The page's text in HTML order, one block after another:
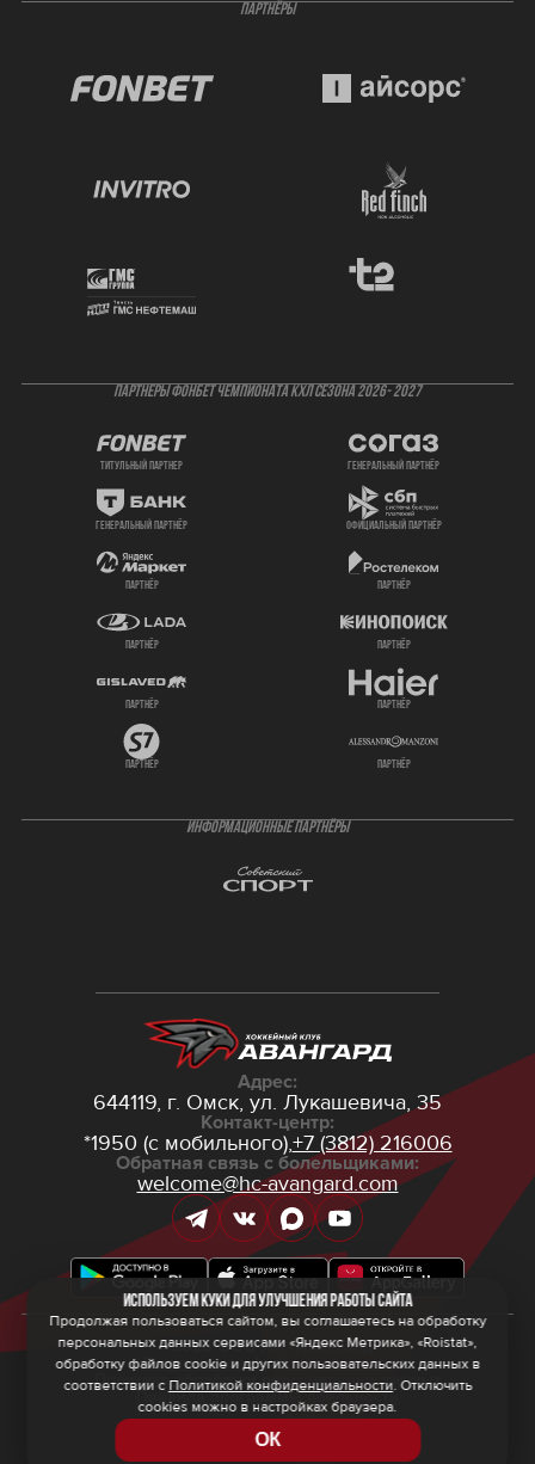
ПАРТНЁРЫ
ПАРТНЕРЫ ФОНБЕТ ЧЕМПИОНАТА КХЛ СЕЗОНА 2026- 2027
титульный партнер генеральный партнёр
генеральный партнёр официальный партнёр
партнёр партнёр
партнёр партнёр
партнёр партнёр
партнёр партнёр
ИНФОРМАЦИОННЫЕ ПАРТНЁРЫ
Адрес:
644119, г. Омск, ул. Лукашевича, 35
Контакт-центр:
*1950 (с мобильного),+7 (3812) 216006
Обратная связь с болельщиками:
welcome@hc-avangard.com
© 2026 ООО ХК «Авангард»
Политика конфиденциальности
Политика обработки персональных данных
Правила программы лояльности
Используем куки для улучшения работы сайта
Продолжая пользоваться сайтом, вы соглашаетесь на обработку
персональных данных сервисами «Яндекс Метрика», «Roistat»,
обработку файлов cookie и других пользовательских данных в
соответствии с Политикой конфиденциальности. Отключить
cookies можно в настройках браузера.
ОК